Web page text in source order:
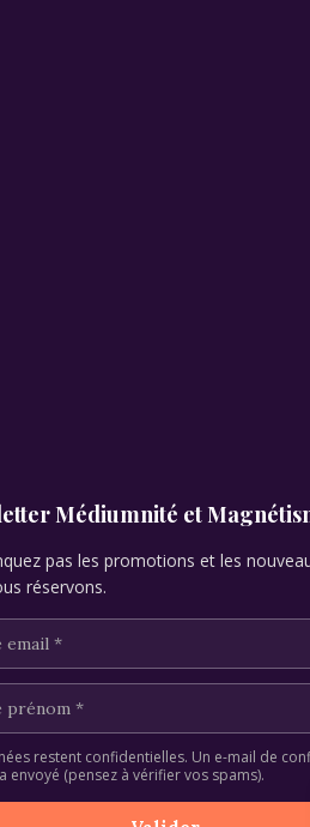
Médiumnité et
pas les promotions et les
réservons.
restent confidentielles. Un e-mail de
envoyé (pensez à vérifier vos spams).